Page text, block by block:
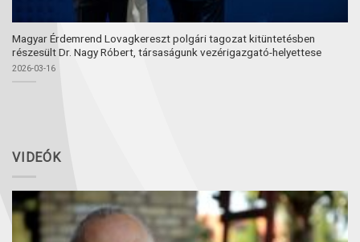
Magyar Érdemrend Lovagkereszt polgári tagozat kitüntetésben
részesült Dr. Nagy Róbert, társaságunk vezérigazgató-helyettese
2026-03-16
VIDEÓK